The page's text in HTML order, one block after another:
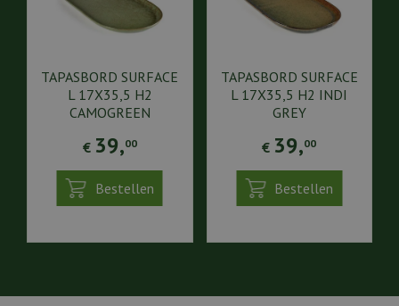
TAPASBORD SURFACE
L 17X35,5 H2
CAMOGREEN
€ 39,00
Bestellen
TAPASBORD SURFACE
L 17X35,5 H2 INDI
GREY
€ 39,00
Bestellen